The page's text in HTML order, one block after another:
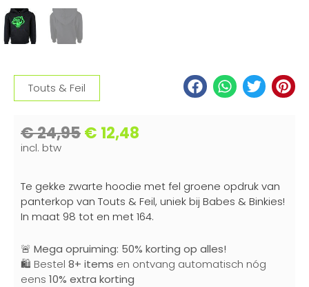
Touts & Feil
€24,95€ 12,48
incl. btw
Te gekke zwarte hoodie met fel groene opdruk van
panterkop van Touts & Feil, uniek bij Babes & Binkies!
In maat 98 tot en met 164.
🚨 Mega opruiming: 50% korting op alles!
🛍️ Bestel 8+ items en ontvang automatisch nóg
eens 10% extra korting